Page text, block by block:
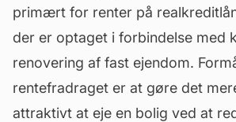
primært for renter på
der er optaget i forbindelse med
renovering af fast ejendom.
rentefradraget er at gøre det
attraktivt at eje en bolig ved at